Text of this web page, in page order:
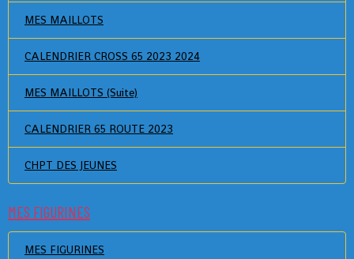
MES MAILLOTS
CALENDRIER CROSS 65 2023 2024
MES MAILLOTS (Suite)
CALENDRIER 65 ROUTE 2023
CHPT DES JEUNES
MES FIGURINES
MES FIGURINES